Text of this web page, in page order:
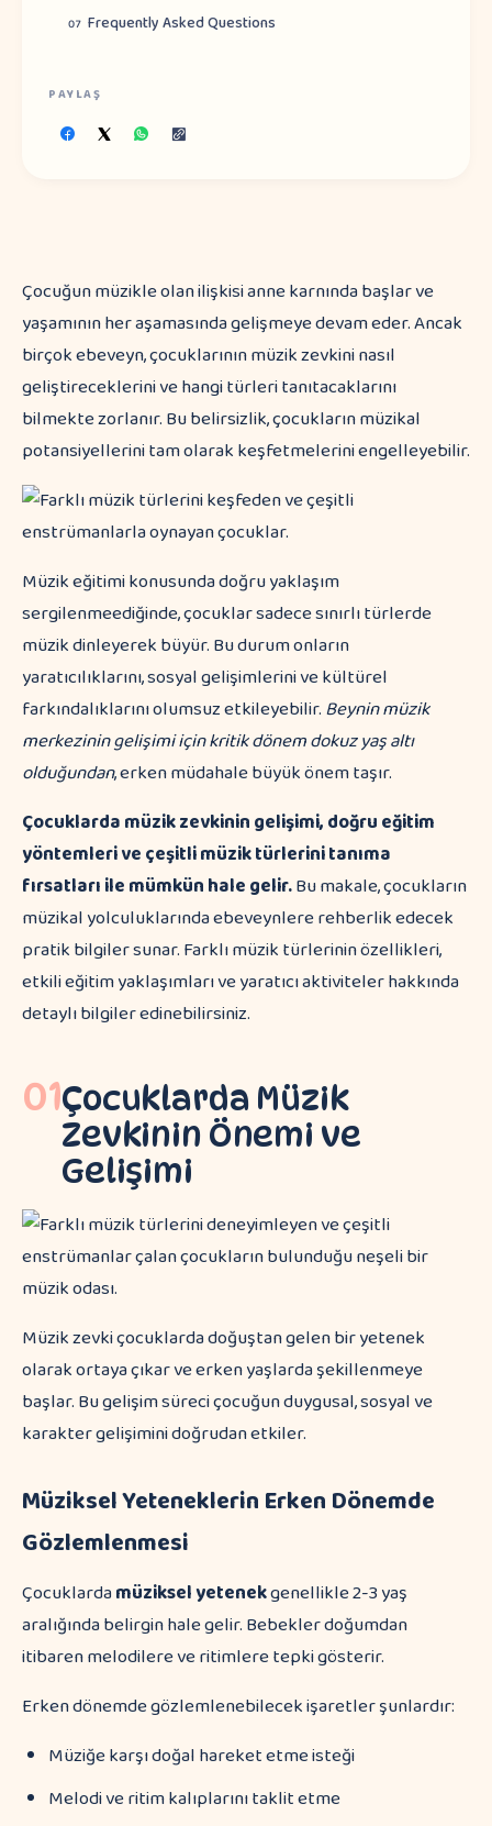
07 Frequently Asked Questions
PAYLAŞ
Çocuğun müzikle olan ilişkisi anne karnında başlar ve
yaşamının her aşamasında gelişmeye devam eder. Ancak
birçok ebeveyn, çocuklarının müzik zevkini nasıl
geliştireceklerini ve hangi türleri tanıtacaklarını
bilmekte zorlanır. Bu belirsizlik, çocukların müzikal
potansiyellerini tam olarak keşfetmelerini engelleyebilir.
Müzik eğitimi konusunda doğru yaklaşım
sergilenmeediğinde, çocuklar sadece sınırlı türlerde
müzik dinleyerek büyür. Bu durum onların
yaratıcılıklarını, sosyal gelişimlerini ve kültürel
farkındalıklarını olumsuz etkileyebilir.Beynin müzik
merkezinin gelişimi için kritik dönem dokuz yaş altı
olduğundan, erken müdahale büyük önem taşır.
Çocuklarda müzik zevkinin gelişimi, doğru eğitim
yöntemleri ve çeşitli müzik türlerini tanıma
fırsatları ile mümkün hale gelir.Bu makale, çocukların
müzikal yolculuklarında ebeveynlere rehberlik edecek
pratik bilgiler sunar. Farklı müzik türlerinin özellikleri,
etkili eğitim yaklaşımları ve yaratıcı aktiviteler hakkında
detaylı bilgiler edinebilirsiniz.
01Çocuklarda Müzik
Zevkinin Önemi ve
Gelişimi
Müzik zevki çocuklarda doğuştan gelen bir yetenek
olarak ortaya çıkar ve erken yaşlarda şekillenmeye
başlar. Bu gelişim süreci çocuğun duygusal, sosyal ve
karakter gelişimini doğrudan etkiler.
Müziksel Yeteneklerin Erken Dönemde
Gözlemlenmesi
Çocuklardamüziksel yetenekgenellikle 2-3 yaş
aralığında belirgin hale gelir. Bebekler doğumdan
itibaren melodilere ve ritimlere tepki gösterir.
Erken dönemde gözlemlenebilecek işaretler şunlardır:
Müziğe karşı doğal hareket etme isteği
Melodi ve ritim kalıplarını taklit etme